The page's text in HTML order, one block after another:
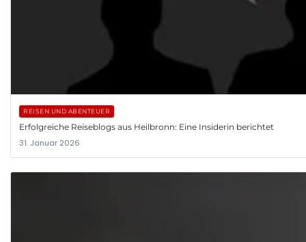
REISEN UND ABENTEUER
Erfolgreiche Reiseblogs aus Heilbronn: Eine Insiderin berichtet
31. Januar 2026